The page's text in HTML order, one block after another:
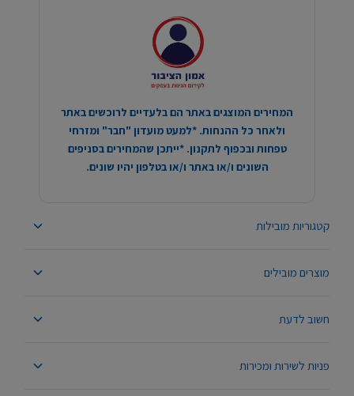
קטגוריות מובילות
מוצרים מובילים
חשוב לדעת
פניות לשירות ומכירות
המחירים המוצגים באתר הם בלעדיים לרוכשים באתר
ולאחר כל ההנחות. *למעט מועדון "חבר" ומזרחי
טפחות ובכפוף לתקנון. *ייתכן שהמחירים בסניפים
השונים ו/או באתר ו/או בטלפון יהיו שונים.